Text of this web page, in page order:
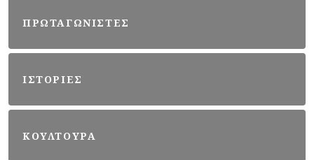
ΠΡΩΤΑΓΩΝΙΣΤΕΣ
ΙΣΤΟΡΙΕΣ
ΚΟΥΛΤΟΥΡΑ